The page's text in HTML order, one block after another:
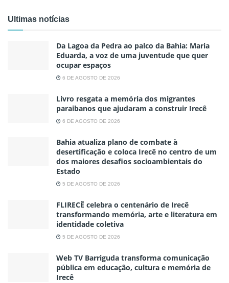
Ultimas notícias
Da Lagoa da Pedra ao palco da Bahia: Maria
Eduarda, a voz de uma juventude que quer
ocupar espaços
6 DE AGOSTO DE 2026
Livro resgata a memória dos migrantes
paraibanos que ajudaram a construir Irecê
6 DE AGOSTO DE 2026
Bahia atualiza plano de combate à
desertificação e coloca Irecê no centro de um
dos maiores desafios socioambientais do
Estado
5 DE AGOSTO DE 2026
FLIRECÊ celebra o centenário de Irecê
transformando memória, arte e literatura em
identidade coletiva
5 DE AGOSTO DE 2026
Web TV Barriguda transforma comunicação
pública em educação, cultura e memória de
Irecê